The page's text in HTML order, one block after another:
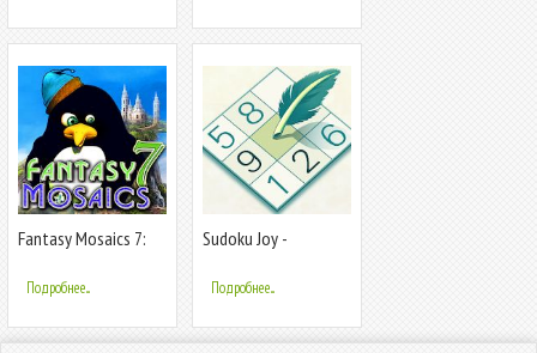
Fantasy Mosaics 7:
Подробнее...
Sudoku Joy -
судоку, судоку для
всех
Подробнее...